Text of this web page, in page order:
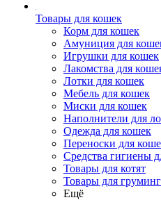
Товары для кошек
Корм для кошек
Амуниция для
Игрушки для кошек
Лакомства для
Лотки для кошек
Мебель для кошек
Миски для кошек
Наполнители для
Одежда для кошек
Переноски для
Средства гигиены
Товары для котят
Товары для
Ещё